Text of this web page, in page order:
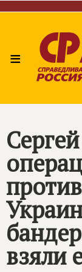
≡
взяли